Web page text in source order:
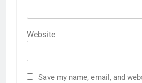
Website
Save my name, email, and